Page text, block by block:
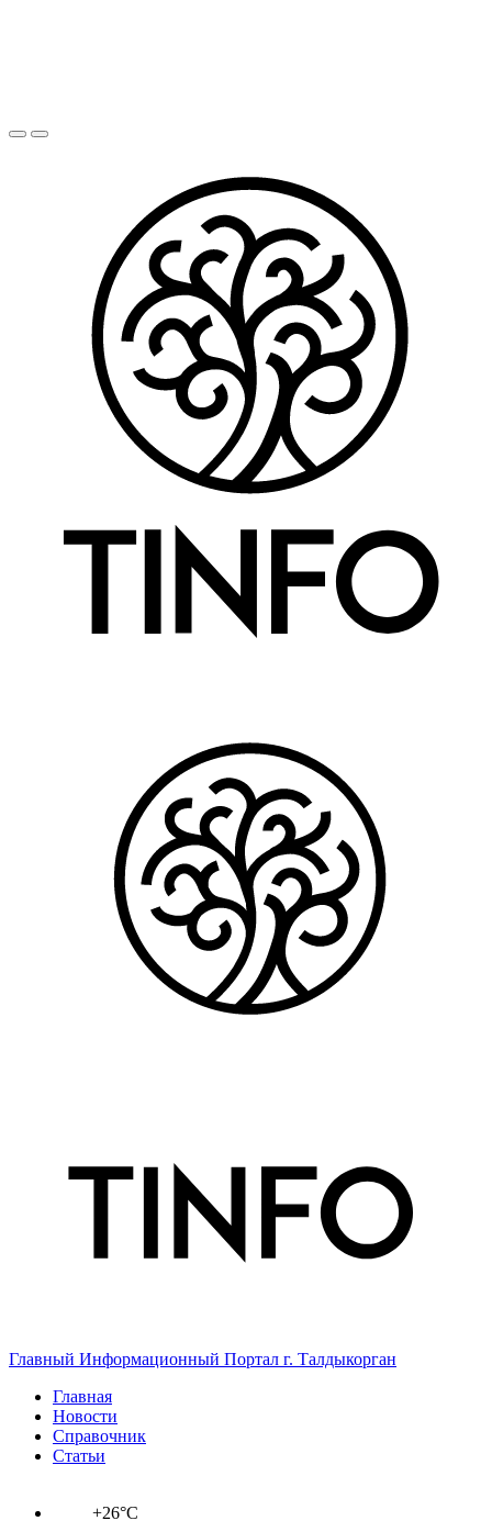
Главный Информационный Портал г. Талдыкорган
Главная
Новости
Справочник
Статьи
+26°C